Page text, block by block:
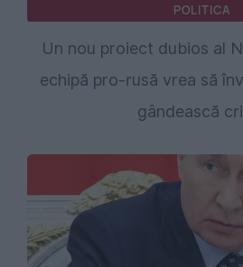
POLITICA
Un nou proiect dubios al
echipă pro-rusă vrea să
gândească